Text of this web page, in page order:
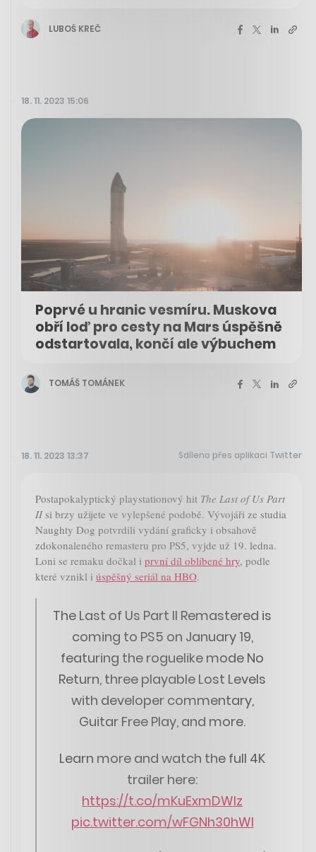
LUBOŠ KREČ
18. 11. 2023 15:06
Poprvé u hranic vesmíru. Muskova
obří loď pro cesty na Mars úspěšně
odstartovala, končí ale výbuchem
TOMÁŠ TOMÁNEK
18. 11. 2023 13:37 Sdíleno přes aplikaci Twitter
Postapokalyptický playstationový hit The Last of Us Part
IIsi brzy užijete ve vylepšené podobě. Vývojáři ze studia
Naughty Dog potvrdili vydání graficky i obsahově
zdokonaleného remasteru pro PS5, vyjde už 19. ledna.
Loni se remaku dočkal i první díl oblíbené hry, podle
které vznikl i úspěšný seriál na HBO.
The Last of Us Part II Remastered is
coming to PS5 on January 19,
featuring the roguelike mode No
Return, three playable Lost Levels
with developer commentary,
Guitar Free Play, and more.
Learn more and watch the full 4K
trailer here:
https://t.co/mKuExmDWlz
pic.twitter.com/wFGNh30hWI